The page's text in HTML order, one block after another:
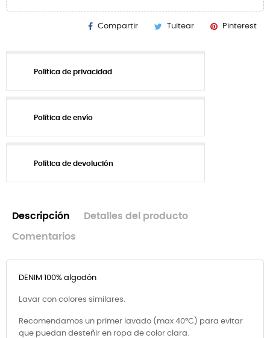
Compartir Tuitear Pinterest
Política de privacidad
Política de envío
Política de devolución
Descripción Detalles del producto
Comentarios
DENIM 100% algodón
Lavar con colores similares.
Recomendamos un primer lavado (max 40°C) para evitar
que puedan desteñir en ropa de color clara.